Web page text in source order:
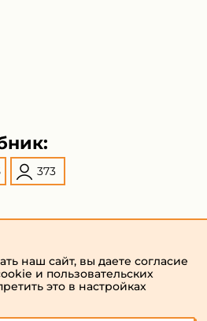
373
наш сайт, вы даете согласие
и пользовательских
это в настройках